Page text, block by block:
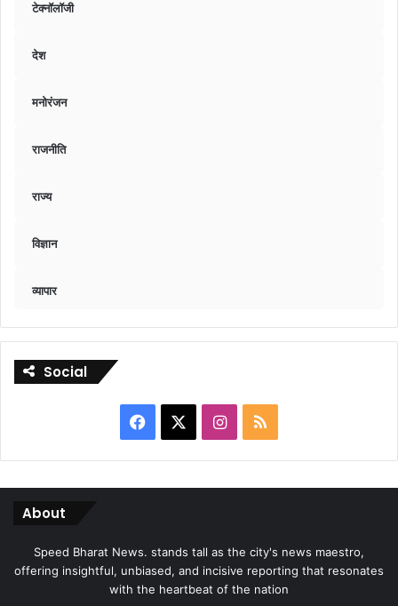
टेक्नॉलॉजी
देश
मनोरंजन
राजनीति
राज्य
विज्ञान
व्यापार
Social
Facebook Instagram
RSS
About
Speed Bharat News. stands tall as the city's news maestro,
offering insightful, unbiased, and incisive reporting that resonates
with the heartbeat of the nation